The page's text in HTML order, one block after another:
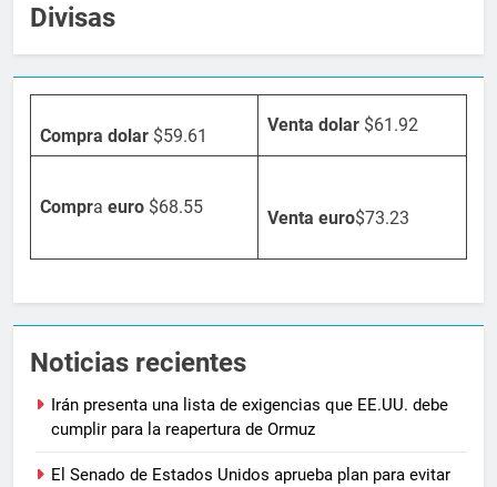
Divisas
Compra dolar $59.61
Venta dolar $61.92
Compra euro $68.55
Venta euro$73.23
Noticias recientes
Irán presenta una lista de exigencias que EE.UU. debe
cumplir para la reapertura de Ormuz
El Senado de Estados Unidos aprueba plan para evitar